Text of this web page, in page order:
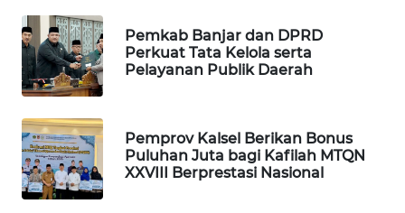
Pemkab Banjar dan DPRD
Perkuat Tata Kelola serta
Pelayanan Publik Daerah
Pemprov Kalsel Berikan Bonus
Puluhan Juta bagi Kafilah MTQN
XXVIII Berprestasi Nasional
WAHANA
DESA
WISATA
LAPAK
WAHANA
Wahana